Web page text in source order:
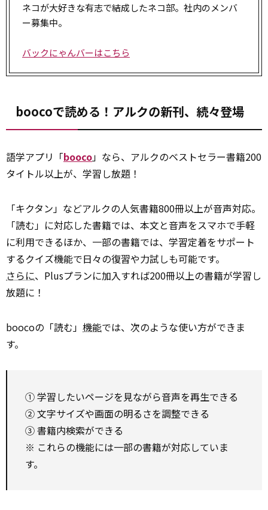
ネコが大好きな有志で結成したネコ部。社内のメンバ
ー募集中。
バックにゃんバーはこちら
boocoで読める！アルクの新刊、続々登場
語学アプリ「booco」なら、アルクのベストセラー書籍200
タイトル以上が、学習し放題！
「キクタン」などアルクの人気書籍800冊以上が音声対応。
「読む」に対応した書籍では、本文と音声をスマホで手軽
に利用できるほか、一部の書籍では、学習定着をサポート
するクイズ機能で日々の復習や力試しも可能です。
さらに、Plusプランに加入すれば200冊以上の書籍が学習し
放題に！
boocoの「読む」 機能では、次のような使い方ができま
す。
① 学習したいページを見ながら音声を再生できる
② 文字サイズや画面の明るさを調整できる
③ 書籍内検索ができる
※ これらの機能には一部の書籍が対応していま
す。